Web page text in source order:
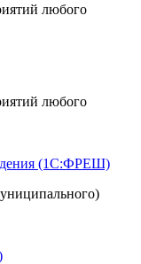
любого
любого
(1С:ФРЕШ)